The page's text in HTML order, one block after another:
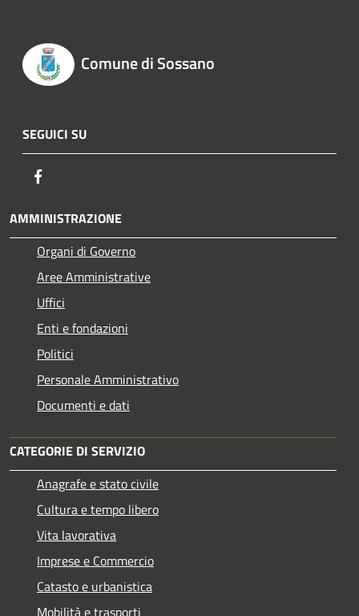
Comune di Sossano
SEGUICI SU
AMMINISTRAZIONE
Organi di Governo
Aree Amministrative
Uffici
Enti e fondazioni
Politici
Personale Amministrativo
Documenti e dati
CATEGORIE DI SERVIZIO
Anagrafe e stato civile
Cultura e tempo libero
Vita lavorativa
Imprese e Commercio
Catasto e urbanistica
Mobilità e trasporti